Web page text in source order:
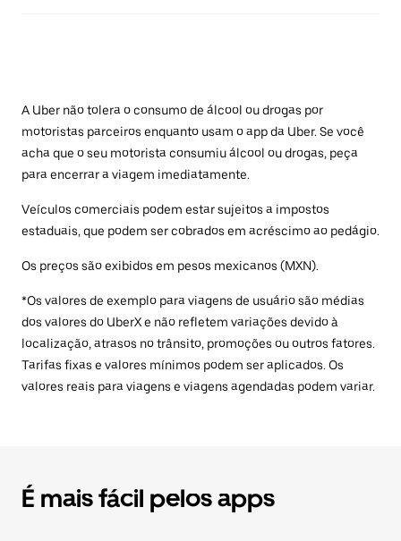
A Uber não tolera o consumo de álcool ou drogas por
motoristas parceiros enquanto usam o app da Uber. Se você
acha que o seu motorista consumiu álcool ou drogas, peça
para encerrar a viagem imediatamente.
Veículos comerciais podem estar sujeitos a impostos
estaduais, que podem ser cobrados em acréscimo ao pedágio.
Os preços são exibidos em pesos mexicanos (MXN).
*Os valores de exemplo para viagens de usuário são médias
dos valores do UberX e não refletem variações devido à
localização, atrasos no trânsito, promoções ou outros fatores.
Tarifas fixas e valores mínimos podem ser aplicados. Os
valores reais para viagens e viagens agendadas podem variar.
É mais fácil pelos apps